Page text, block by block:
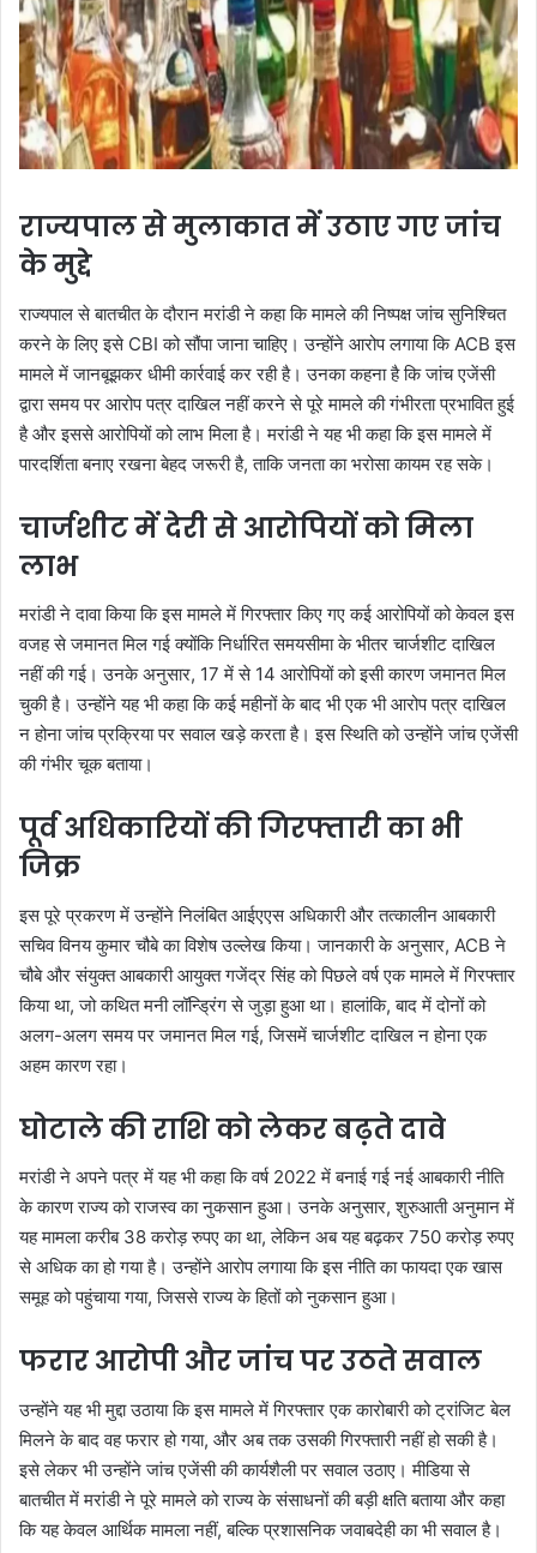
राज्यपाल से मुलाकात में उठाए गए जांच
के मुद्दे
राज्यपाल से बातचीत के दौरान मरांडी ने कहा कि मामले की निष्पक्ष जांच सुनिश्चित
करने के लिए इसे CBI को सौंपा जाना चाहिए। उन्होंने आरोप लगाया कि ACB इस
मामले में जानबूझकर धीमी कार्रवाई कर रही है। उनका कहना है कि जांच एजेंसी
द्वारा समय पर आरोप पत्र दाखिल नहीं करने से पूरे मामले की गंभीरता प्रभावित हुई
है और इससे आरोपियों को लाभ मिला है। मरांडी ने यह भी कहा कि इस मामले में
पारदर्शिता बनाए रखना बेहद जरूरी है, ताकि जनता का भरोसा कायम रह सके।
चार्जशीट में देरी से आरोपियों को मिला
लाभ
मरांडी ने दावा किया कि इस मामले में गिरफ्तार किए गए कई आरोपियों को केवल इस
वजह से जमानत मिल गई क्योंकि निर्धारित समयसीमा के भीतर चार्जशीट दाखिल
नहीं की गई। उनके अनुसार, 17 में से 14 आरोपियों को इसी कारण जमानत मिल
चुकी है। उन्होंने यह भी कहा कि कई महीनों के बाद भी एक भी आरोप पत्र दाखिल
न होना जांच प्रक्रिया पर सवाल खड़े करता है। इस स्थिति को उन्होंने जांच एजेंसी
की गंभीर चूक बताया।
पूर्व अधिकारियों की गिरफ्तारी का भी
जिक्र
इस पूरे प्रकरण में उन्होंने निलंबित आईएएस अधिकारी और तत्कालीन आबकारी
सचिव विनय कुमार चौबे का विशेष उल्लेख किया। जानकारी के अनुसार, ACB ने
चौबे और संयुक्त आबकारी आयुक्त गजेंद्र सिंह को पिछले वर्ष एक मामले में गिरफ्तार
किया था, जो कथित मनी लॉन्ड्रिंग से जुड़ा हुआ था। हालांकि, बाद में दोनों को
अलग-अलग समय पर जमानत मिल गई, जिसमें चार्जशीट दाखिल न होना एक
अहम कारण रहा।
घोटाले की राशि को लेकर बढ़ते दावे
मरांडी ने अपने पत्र में यह भी कहा कि वर्ष 2022 में बनाई गई नई आबकारी नीति
के कारण राज्य को राजस्व का नुकसान हुआ। उनके अनुसार, शुरुआती अनुमान में
यह मामला करीब 38 करोड़ रुपए का था, लेकिन अब यह बढ़कर 750 करोड़ रुपए
से अधिक का हो गया है। उन्होंने आरोप लगाया कि इस नीति का फायदा एक खास
समूह को पहुंचाया गया, जिससे राज्य के हितों को नुकसान हुआ।
फरार आरोपी और जांच पर उठते सवाल
उन्होंने यह भी मुद्दा उठाया कि इस मामले में गिरफ्तार एक कारोबारी को ट्रांजिट बेल
मिलने के बाद वह फरार हो गया, और अब तक उसकी गिरफ्तारी नहीं हो सकी है।
इसे लेकर भी उन्होंने जांच एजेंसी की कार्यशैली पर सवाल उठाए। मीडिया से
बातचीत में मरांडी ने पूरे मामले को राज्य के संसाधनों की बड़ी क्षति बताया और कहा
कि यह केवल आर्थिक मामला नहीं, बल्कि प्रशासनिक जवाबदेही का भी सवाल है।